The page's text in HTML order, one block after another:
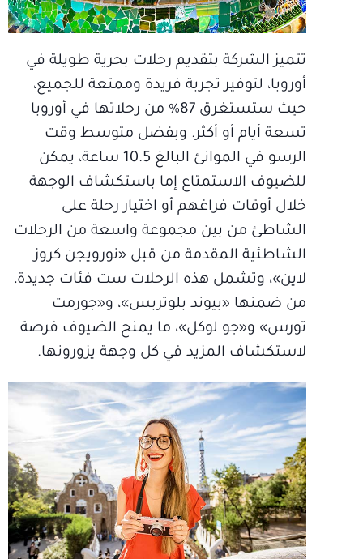
تتميز الشركة بتقديم رحلات بحرية طويلة في
أوروبا، لتوفير تجربة فريدة وممتعة للجميع،
حيث ستستغرق 87% من رحلاتها في أوروبا
تسعة أيام أو أكثر. وبفضل متوسط وقت
الرسو في الموانئ البالغ 10.5 ساعة، يمكن
للضيوف الاستمتاع إما باستكشاف الوجهة
خلال أوقات فراغهم أو اختيار رحلة على
الشاطئ من بين مجموعة واسعة من الرحلات
الشاطئية المقدمة من قبل «نورويجن كروز
لاين»، وتشمل هذه الرحلات ست فئات جديدة،
من ضمنها «بيوند بلوتربس»، و«جورمت
تورس» و«جو لوكل»، ما يمنح الضيوف فرصة
لاستكشاف المزيد في كل وجهة يزورونها.